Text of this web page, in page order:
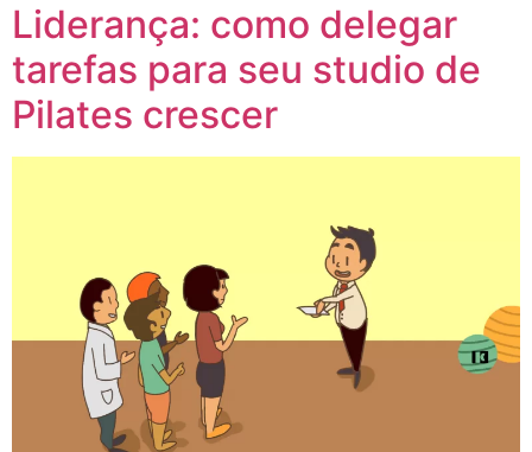
Liderança: como delegar
tarefas para seu studio de
Pilates crescer